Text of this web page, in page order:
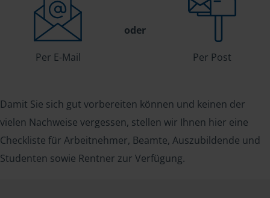
Per E-Mail
oder
Per Post
Damit Sie sich gut vorbereiten können und keinen der
vielen Nachweise vergessen, stellen wir Ihnen hier eine
Checkliste für Arbeitnehmer, Beamte, Auszubildende und
Studenten sowie Rentner zur Verfügung.